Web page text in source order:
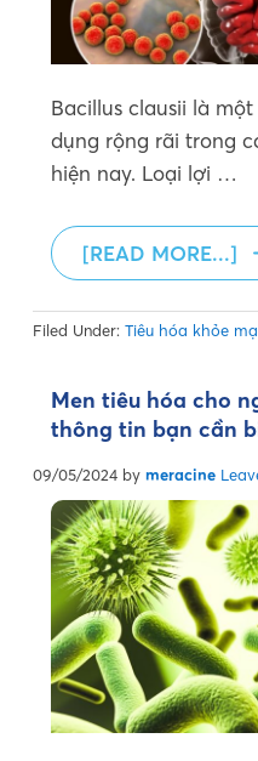
Bacillus clausii là
dụng rộng rãi trong
hiện nay. Loại lợi …
[READ MORE...]
Filed Under:Tiêu hóa khỏe
Men tiêu hóa cho
thông tin bạn cần
09/05/2024 bymeracine